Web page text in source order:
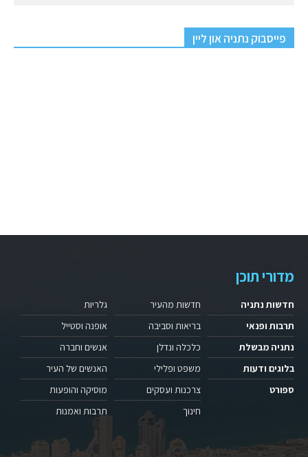
פייסבוק נתניה און ליין
מדורי תוכן
חדשות נתניה
תרבות ופנאי
נתניה מבשלת
בלוגים ודעות
ספורט
חדשות מהעיר
בריאות וסביבה
כלכלה ונדלן
משפט ופלילי
צרכנות ועסקים
חינוך
גלריות
אופנה וסטייל
אנשים וחברה
האנשים של העיר
מוסיקה והופעות
תרבות ואמנות